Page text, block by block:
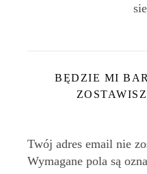
BĘDZIE MI
Twój adres email nie
Wymagane pola są